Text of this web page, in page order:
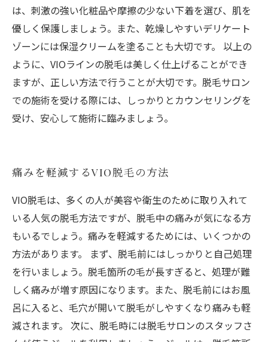
は、刺激の強い化粧品や摩擦の少ない下着を選び、肌を
優しく保護しましょう。また、乾燥しやすいデリケート
ゾーンには保湿クリームを塗ることも大切です。 以上の
ように、VIOラインの脱毛は美しく仕上げることができ
ますが、正しい方法で行うことが大切です。脱毛サロン
での施術を受ける際には、しっかりとカウンセリングを
受け、安心して施術に臨みましょう。
痛みを軽減するVIO脱毛の方法
VIO脱毛は、多くの人が美容や衛生のために取り入れて
いる人気の脱毛方法ですが、脱毛中の痛みが気になる方
もいるでしょう。痛みを軽減するためには、いくつかの
方法があります。 まず、脱毛前にはしっかりと自己処理
を行いましょう。脱毛箇所の毛が長すぎると、処理が難
しく痛みが増す原因になります。また、脱毛前にはお風
呂に入ると、毛穴が開いて脱毛がしやすくなり痛みも軽
減されます。 次に、脱毛時には脱毛サロンのスタッフさ